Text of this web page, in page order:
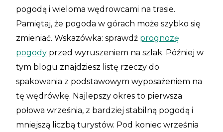
pogodą i wieloma wędrowcami na trasie.
Pamiętaj, że pogoda w górach może szybko się
zmieniać. Wskazówka: sprawdź prognozę
pogody przed wyruszeniem na szlak. Później w
tym blogu znajdziesz listę rzeczy do
spakowania z podstawowym wyposażeniem na
tę wędrówkę. Najlepszy okres to pierwsza
połowa września, z bardziej stabilną pogodą i
mniejszą liczbą turystów. Pod koniec września